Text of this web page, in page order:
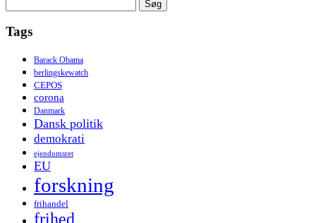
efter:
Tags
Barack Obama
berlingskewatch
CEPOS
corona
Danmark
Dansk politik
demokrati
ejendomsret
EU
forskning
frihandel
frihed